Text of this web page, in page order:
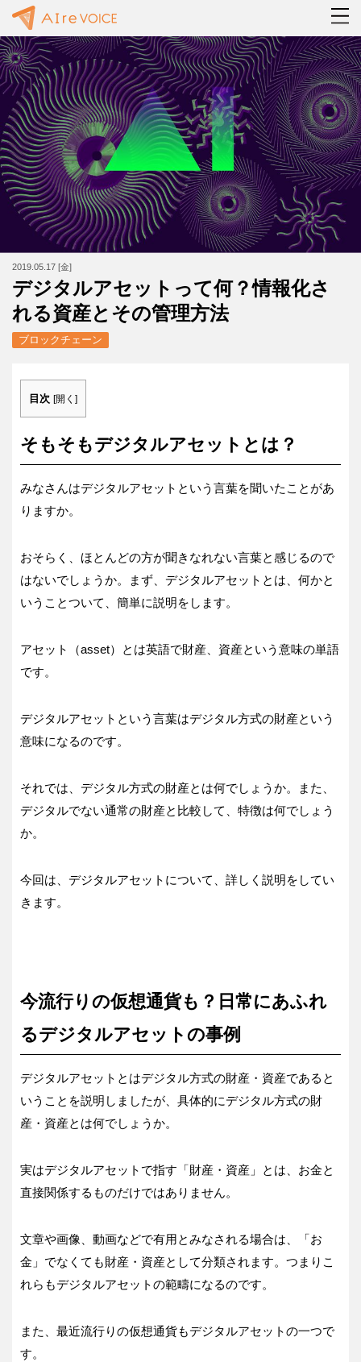
2019.05.17 [金]
デジタルアセットって何？情報化さ
れる資産とその管理方法
ブロックチェーン
目次 [開く ]
そもそもデジタルアセットとは？
みなさんはデジタルアセットという言葉を聞いたことがあ
りますか。
おそらく、ほとんどの方が聞きなれない言葉と感じるので
はないでしょうか。まず、デジタルアセットとは、何かと
いうことついて、簡単に説明をします。
アセット（asset）とは英語で財産、資産という意味の単語
です。
デジタルアセットという言葉はデジタル方式の財産という
意味になるのです。
それでは、デジタル方式の財産とは何でしょうか。また、
デジタルでない通常の財産と比較して、特徴は何でしょう
か。
今回は、デジタルアセットについて、詳しく説明をしてい
きます。
今流行りの仮想通貨も？日常にあふれ
るデジタルアセットの事例
デジタルアセットとはデジタル方式の財産・資産であると
いうことを説明しましたが、具体的にデジタル方式の財
産・資産とは何でしょうか。
実はデジタルアセットで指す「財産・資産」とは、お金と
直接関係するものだけではありません。
文章や画像、動画などで有用とみなされる場合は、「お
金」でなくても財産・資産として分類されます。つまりこ
れらもデジタルアセットの範疇になるのです。
また、最近流行りの仮想通貨もデジタルアセットの一つで
す。